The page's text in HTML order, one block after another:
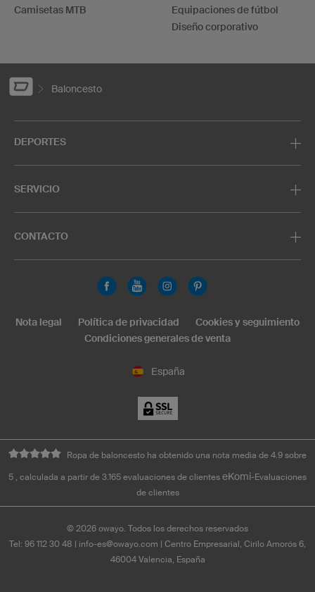
Camisetas MTB
Equipaciones de fútbol
Diseño corporativo
Baloncesto
DEPORTES
SERVICIO
CONTACTO
España
Nota legal Política de privacidad
Cookies y seguimiento
Condiciones generales de venta
Ropa de baloncesto ha obtenido una nota media de 4.9 sobre
5 , calculada a partir de 3.165 evaluaciones de clientes eKomi-Evaluaciones
de clientes
© 2026 owayo. Todos los derechos reservados
Tel: 96 112 30 48
info-es@owayo.com | Centro Empresarial, Cirilo Amorós 6,
46004 Valencia, España